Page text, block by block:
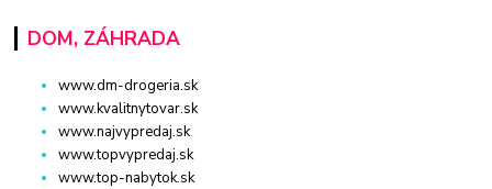
DOM, ZÁHRADA
www.dm-drogeria.sk
www.kvalitnytovar.sk
www.najvypredaj.sk
www.topvypredaj.sk
www.top-nabytok.sk